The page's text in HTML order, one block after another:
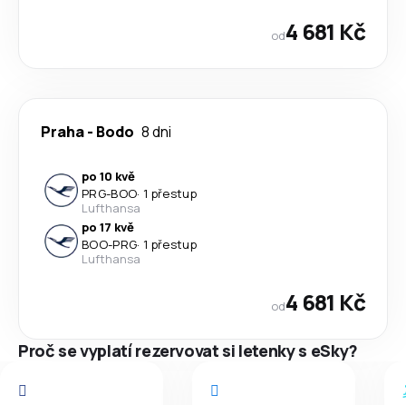
od4 681 Kč
Praha- Bodo 8 dni
po 10 kvě
PRG-BOO· 1 přestup
Lufthansa
po 17 kvě
BOO-PRG· 1 přestup
Lufthansa
od4 681 Kč
Proč se vyplatí rezervovat si letenky s eSky?